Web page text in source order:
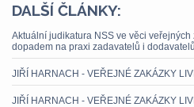
DALŠÍ ČLÁNKY:
Aktuální judikatura NSS ve věci
dopadem na praxi zadavatelů i dodavatelů
JIŘÍ HARNACH - VEŘEJNÉ ZAKÁZKY
JIŘÍ HARNACH - VEŘEJNÉ ZAKÁZKY